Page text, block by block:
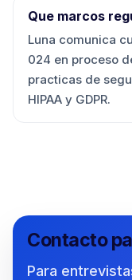
Que marcos
Luna comunica
024 en proceso
practicas de
HIPAA y GDPR.
Contacto
Para